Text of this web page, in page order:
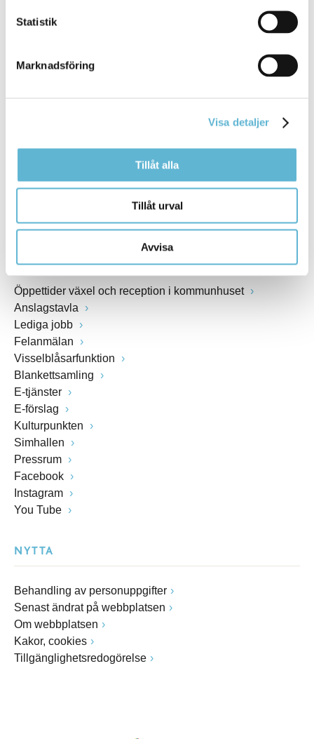
Statistik
Marknadsföring
Visa detaljer
Tillåt alla
Tillåt urval
Avvisa
Besöksadress
Postadress
Box 18, 295 21 Bromölla
Fax: 0456-82 22 00
Öppettider växel och reception i kommunhuset
Anslagstavla
Lediga jobb
Felanmälan
Visselblåsarfunktion
Blankettsamling
E-tjänster
E-förslag
Kulturpunkten
Simhallen
Pressrum
Facebook
Instagram
You Tube
NYTTA
Behandling av personuppgifter
Senast ändrat på webbplatsen
Om webbplatsen
Kakor, cookies
Tillgänglighetsredogörelse